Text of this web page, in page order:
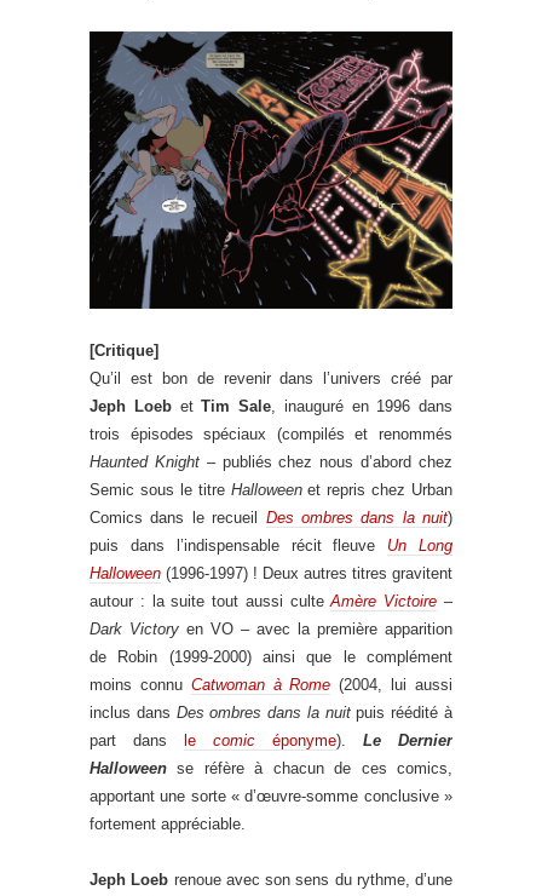
[Critique]
Qu’il est bon de revenir dans l’univers créé par
Jeph LoebetTim Sale , inauguré en 1996 dans
trois épisodes spéciaux (compilés et renommés
Haunted Knight– publiés chez nous d’abord chez
Semic sous le titre Halloweenet repris chez Urban
Comics dans le recueil Des ombres dans la nuit)
puis dans l’indispensable récit fleuve Un Long
Halloween (1996-1997) ! Deux autres titres gravitent
autour : la suite tout aussi culteAmère Victoire –
Dark Victory en VO – avec la première apparition
de Robin (1999-2000) ainsi que le complément
moins connu Catwoman à Rome (2004, lui aussi
inclus dans Des ombres dans la nuitpuis réédité à
part dans
le comic éponyme). Le Dernier
Halloween se réfère à chacun de ces comics,
apportant une sorte « d’œuvre-somme conclusive »
fortement appréciable.
Jeph Loeb renoue avec son sens du rythme, d’une